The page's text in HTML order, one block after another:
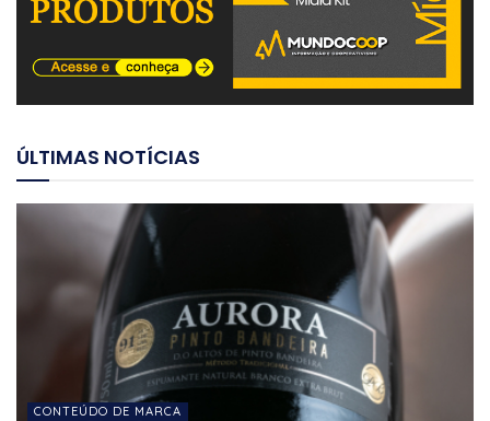
ÚLTIMAS NOTÍCIAS
CONTEÚDO DE MARCA